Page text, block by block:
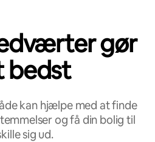
gør
bedst
kan hjælpe med at finde
og få din bolig til
sig ud.